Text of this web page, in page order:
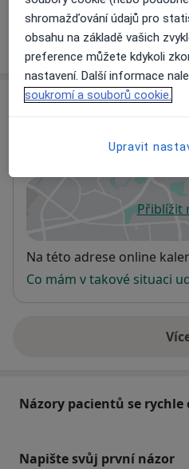
svých
Adresa
Ordinace
Přiblížit
Dostupnost
Na této adrese online
Co mám v takové situaci
o
Názory pacientů se rychle
Napište svůj první názor
shromažďování údajů pro
obsahu na základě vašich
preference můžete kdykoli
nastavení. Další informace
soukromí a souborů cookie.
Upravit